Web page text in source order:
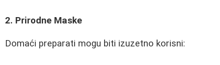
2. Prirodne Maske
Domaći preparati mogu biti izuzetno korisni: